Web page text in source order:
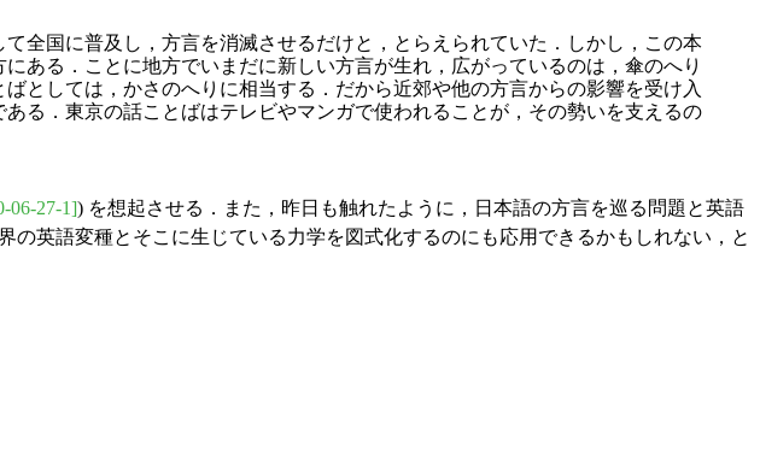
全国に普及し，方言を消滅させるだけと，とらえられていた．しかし，この本
ある．ことに地方でいまだに新しい方言が生れ，広がっているのは，傘のへり
としては，かさのへりに相当する．だから近郊や他の方言からの影響を受け入
る．東京の話ことばはテレビやマンガで使われることが，その勢いを支えるの
06-27-1]) を想起させる．また，昨日も触れたように，日本語の方言を巡る問題と英語
英語変種とそこに生じている力学を図式化するのにも応用できるかもしれない，と